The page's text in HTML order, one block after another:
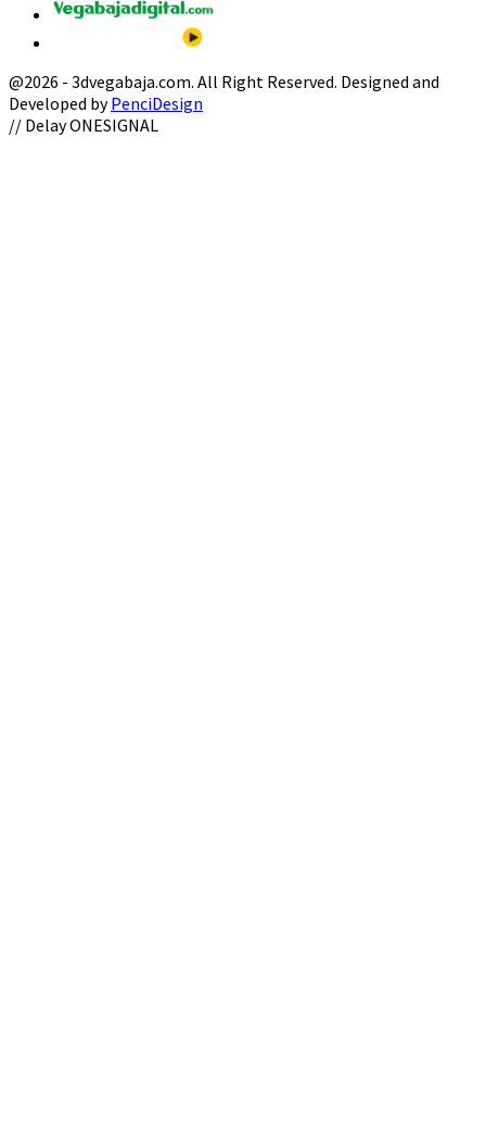
@2026 - 3dvegabaja.com. All Right Reserved. Designed and
Developed byPenciDesign
Facebook
Twitter
Instagram
Youtube
Email
// Delay ONESIGNAL